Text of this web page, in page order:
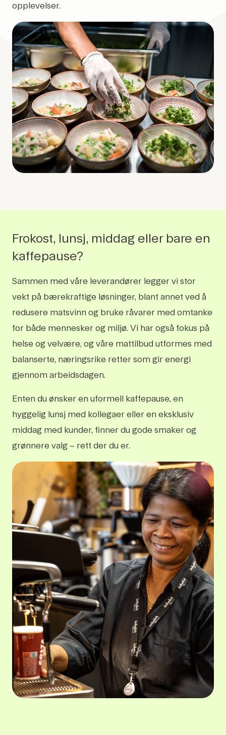
opplevelser.
Frokost, lunsj, middag eller bare en
kaffepause?
Sammen med våre leverandører legger vi stor
vekt på bærekraftige løsninger, blant annet ved å
redusere matsvinn og bruke råvarer med omtanke
for både mennesker og miljø. Vi har også fokus på
helse og velvære, og våre mattilbud utformes med
balanserte, næringsrike retter som gir energi
gjennom arbeidsdagen.
Enten du ønsker en uformell kaffepause, en
hyggelig lunsj med kollegaer eller en eksklusiv
middag med kunder, finner du gode smaker og
grønnere valg – rett der du er.